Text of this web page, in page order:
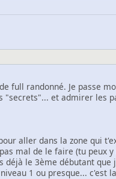
full randonné. Je passe
et admirer les
aller dans la zone qui
mal de le faire (tu peux
le 3ème débutant
1 ou presque... c'est